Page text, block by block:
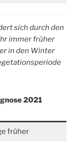
sich durch den
immer früher
in den Winter
2021
früher